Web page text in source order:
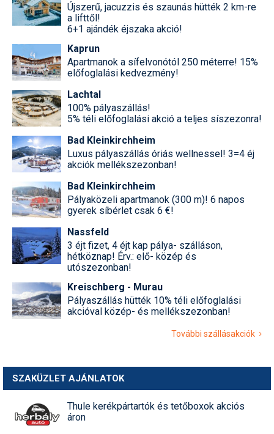
Újszerű, jacuzzis és szaunás hütték 2 km-re
a lifttől!
6+1 ajándék éjszaka akció!
Kaprun
Apartmanok a sífelvonótól 250 méterre! 15%
előfoglalási kedvezmény!
Lachtal
100% pályaszállás!
5% téli előfoglalási akció a teljes síszezonra!
Bad Kleinkirchheim
Luxus pályaszállás óriás wellnessel! 3=4 éj
akciók mellékszezonban!
Bad Kleinkirchheim
Pályaközeli apartmanok (300 m)! 6 napos
gyerek síbérlet csak 6 €!
Nassfeld
3 éjt fizet, 4 éjt kap pálya- szálláson,
hétköznap! Érv.: elő- közép és
utószezonban!
Kreischberg - Murau
Pályaszállás hütték 10% téli előfoglalási
akcióval közép- és mellékszezonban!
További szállásakciók
SZAKÜZLET AJÁNLATOK
Thule kerékpártartók és tetőboxok akciós
áron